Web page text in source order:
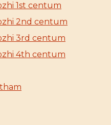
1st centum
2nd centum
3rd centum
4th centum